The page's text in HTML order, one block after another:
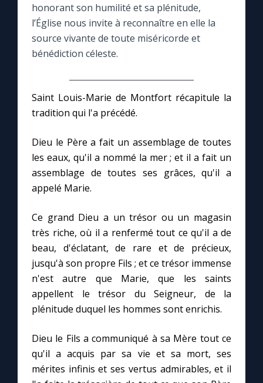
Le magazine
Le site internet
Questions-réponses
Avec Thérèse de Lisieux
L'Évangile chaque jour
Les premiers samedis du mois
Marie qui défait les nœuds
Me consacrer à Jésus par Marie
Une Minute avec Marie
honorant son humilité et sa plénitude,
l’Église nous invite à reconnaître en elle la
source vivante de toute miséricorde et
bénédiction céleste.
Saint Louis-Marie de Montfort récapitule la
tradition qui l'a précédé.
Dieu le Père a fait un assemblage de toutes
les eaux, qu'il a nommé la mer ; et il a fait un
assemblage de toutes ses grâces, qu'il a
appelé Marie.
Ce grand Dieu a un trésor ou un magasin
très riche, où il a renfermé tout ce qu'il a de
beau, d'éclatant, de rare et de précieux,
jusqu'à son propre Fils ; et ce trésor immense
n'est autre que Marie, que les saints
appellent le trésor du Seigneur, de la
plénitude duquel les hommes sont enrichis.
Dieu le Fils a communiqué à sa Mère tout ce
qu'il a acquis par sa vie et sa mort, ses
mérites infinis et ses vertus admirables, et il